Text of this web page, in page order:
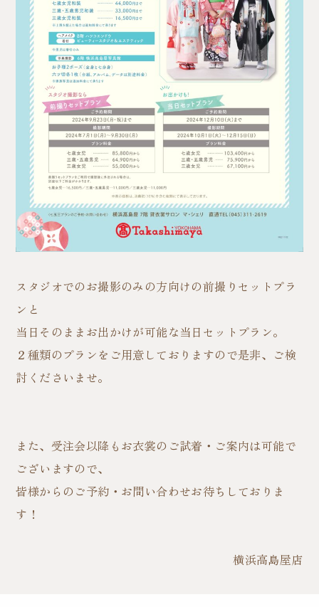
スタジオでのお撮影のみの方向けの前撮りセットプラ
ンと
当日そのままお出かけが可能な当日セットプラン。
２種類のプランをご用意しておりますので是非、ご検
討くださいませ。
また、受注会以降もお衣裳のご試着・ご案内は可能で
ございますので、
皆様からのご予約・お問い合わせお待ちしておりま
す！
横浜高島屋店